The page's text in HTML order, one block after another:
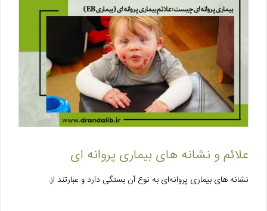
علائم و نشانه‌ های بیماری پروانه ای
نشانه‌ های بیماری پروانه‌ای به نوع آن بستگی دارد و عبارتند از: